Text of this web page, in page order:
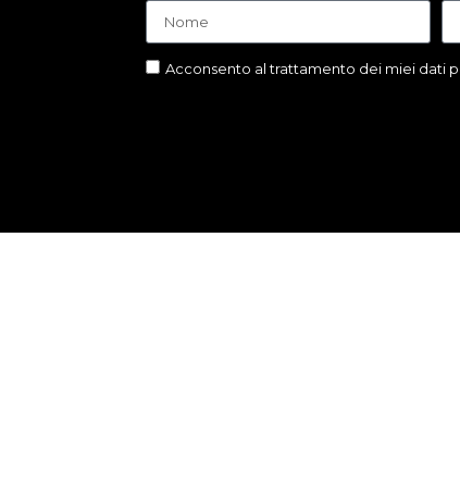
Acconsento al trattamento dei miei dati